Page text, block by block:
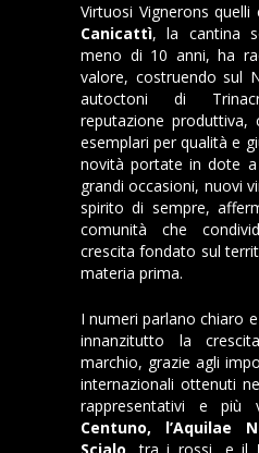
Virtuosi Vignerons quelli
Canicattì, la cantina
meno di 10 anni, ha
valore, costruendo sul
autoctoni di
reputazione produttiva,
esemplari per qualità e
novità portate in dote
grandi occasioni, nuovi
spirito di sempre,
comunità che
crescita fondato sul
materia prima.
I numeri parlano chiaro
innanzitutto la
marchio, grazie agli
internazionali ottenuti
rappresentativi e più
Centuno, l’Aquilae